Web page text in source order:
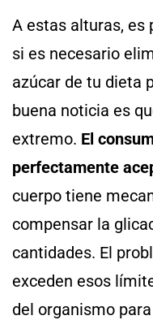
A estas alturas, es
si es necesario
azúcar de tu dieta
buena noticia es
extremo. El
perfectamente
cuerpo tiene
compensar la
cantidades. El
exceden esos
del organismo